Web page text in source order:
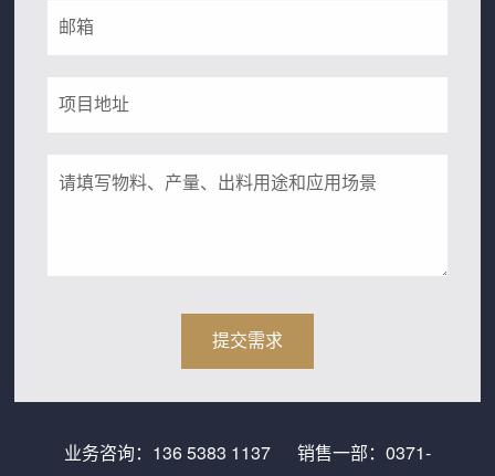
业务咨询： 136 5383 1137销售一部： 0371-